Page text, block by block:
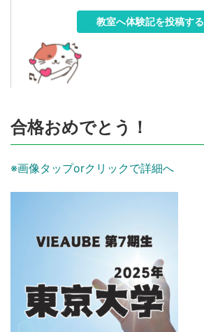
教室へ体験記を投稿する
合格おめでとう！
※画像タップorクリックで詳細へ